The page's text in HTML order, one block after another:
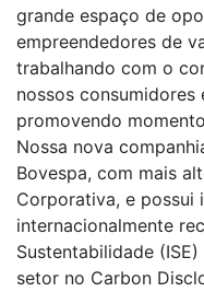
grande espaço de
empreendedores de
trabalhando com o
nossos
promovendo
Nossa nova
Bovespa, com mais
Corporativa, e
internacionalmente
Sustentabilidade
setor no Carbon